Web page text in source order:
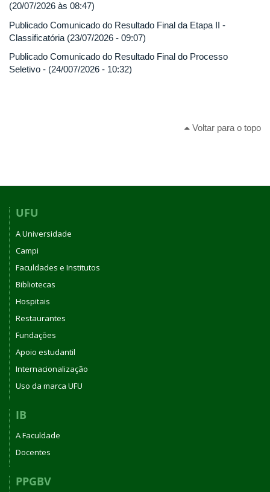
(20/07/2026 às 08:47)
Publicado Comunicado do Resultado Final da Etapa II -
Classificatória (23/07/2026 - 09:07)
Publicado Comunicado do Resultado Final do Processo
Seletivo - (24/007/2026 - 10:32)
Voltar para o topo
UFU
A Universidade
Campi
Faculdades e Institutos
Bibliotecas
Hospitais
Restaurantes
Fundações
Apoio estudantil
Internacionalização
Uso da marca UFU
IB
A Faculdade
Docentes
PPGBV